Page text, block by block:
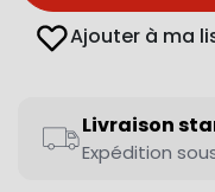
Ajouter à ma
Livraison
Expédition